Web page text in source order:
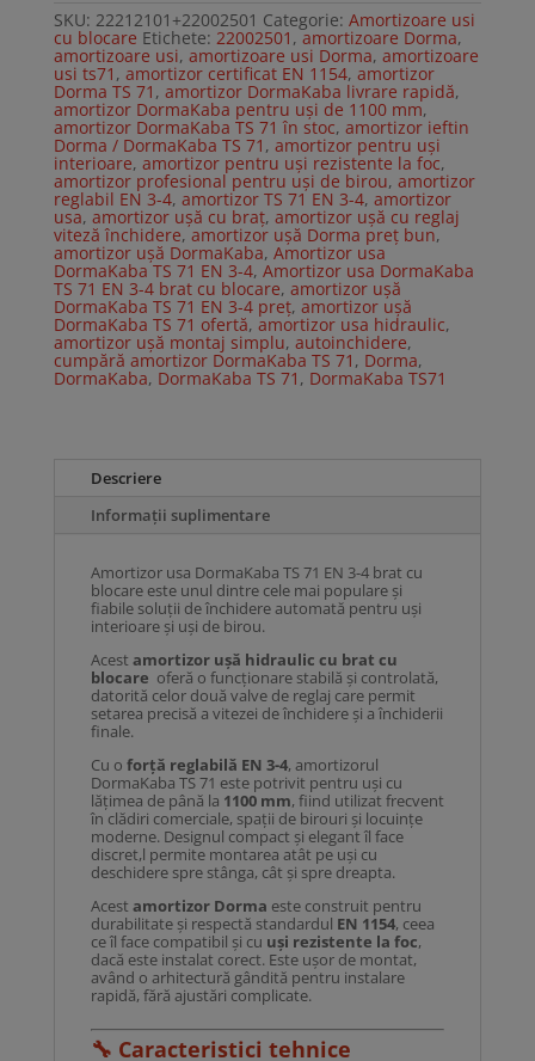
EN
3-
4
brat
cu
blocare
SKU: 22212101+22002501 Categorie: Amortizoare usi
cu blocare Etichete: 22002501 , amortizoare Dorma,
amortizoare usi, amortizoare usi Dorma, amortizoare
usi ts71 , amortizor certificat EN 1154, amortizor
Dorma TS 71 , amortizor DormaKaba livrare rapidă,
amortizor DormaKaba pentru uși de 1100 mm,
amortizor DormaKaba TS 71 în stoc, amortizor ieftin
Dorma / DormaKaba TS 71 , amortizor pentru uși
interioare, amortizor pentru uși rezistente la foc,
amortizor profesional pentru uși de birou, amortizor
reglabil EN 3-4, amortizor TS 71 EN 3-4, amortizor
usa, amortizor ușă cu braț, amortizor ușă cu reglaj
viteză închidere, amortizor ușă Dorma preț bun,
amortizor ușă DormaKaba, Amortizor usa
DormaKaba TS 71 EN 3-4, Amortizor usa DormaKaba
TS 71 EN 3-4 brat cu blocare, amortizor ușă
DormaKaba TS 71 EN 3-4 preț, amortizor ușă
DormaKaba TS 71 ofertă, amortizor usa hidraulic,
amortizor ușă montaj simplu, autoinchidere,
cumpără amortizor DormaKaba TS 71 , Dorma,
DormaKaba, DormaKaba TS 71 , DormaKaba TS71
Descriere
Informații suplimentare
Amortizor usa DormaKaba TS 71 EN 3-4 brat cu
blocare este unul dintre cele mai populare și
fiabile soluții de închidere automată pentru uși
interioare și uși de birou.
Acest amortizor ușă hidraulic cu brat cu
blocare oferă o funcționare stabilă și controlată,
datorită celor două valve de reglaj care permit
setarea precisă a vitezei de închidere și a închiderii
finale.
Cu o forță reglabilă EN 3-4, amortizorul
DormaKaba TS 71 este potrivit pentru uși cu
lățimea de până la 1100 mm, fiind utilizat frecvent
în clădiri comerciale, spații de birouri și locuințe
moderne. Designul compact și elegant îl face
discret,l permite montarea atât pe uși cu
deschidere spre stânga, cât și spre dreapta.
Acest amortizor Dorma este construit pentru
durabilitate și respectă standardul EN 1154, ceea
ce îl face compatibil și cu uși rezistente la foc,
dacă este instalat corect. Este ușor de montat,
având o arhitectură gândită pentru instalare
rapidă, fără ajustări complicate.
🔧 Caracteristici tehnice